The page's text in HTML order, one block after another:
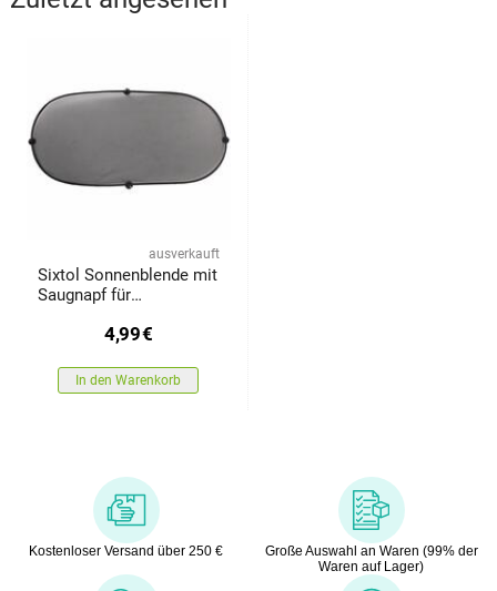
ausverkauft
Sixtol Sonnenblende mit
Saugnapf für
SUNSHADE 8, 100 x 50
4,99€
In den Warenkorb
Kostenloser Versand über 250 €
Große Auswahl an Waren (99% der
Waren auf Lager)